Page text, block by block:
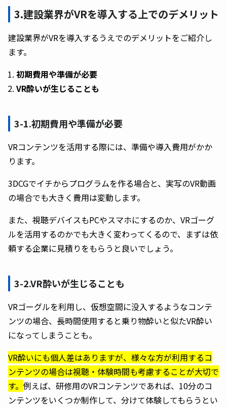
3.建設業界がVRを導入する上でのデメリット
建設業界がVRを導入するうえでのデメリットをご紹介し
ます。
初期費用や準備が必要
VR酔いが生じることも
3-1.初期費用や準備が必要
VRコンテンツを活用する際には、準備や導入費用がかか
ります。
3DCGでイチからプログラムを作る場合と、実写のVR動画
の場合でも大きく費用は変動します。
また、視聴デバイスもPCやスマホにするのか、VRゴーグ
ルを活用するのかでも大きく変わってくるので、まずは依
頼する企業に見積りをもらうと良いでしょう。
3-2.VR酔いが生じることも
VRゴーグルを利用し、仮想空間に没入するようなコンテ
ンツの場合、長時間使用すると乗り物酔いと似たVR酔い
になってしまうことも。
VR酔いにも個人差はありますが、様々な方が利用するコ
ンテンツの場合は視聴・体験時間も考慮することが大切で
す。 例えば、研修用のVRコンテンツであれば、10分のコ
ンテンツをいくつか制作して、分けて体験してもらうとい